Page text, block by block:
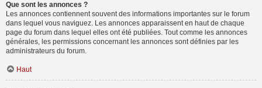
Que sont les annonces ?
Les annonces contiennent souvent des informations importantes sur le forum
dans lequel vous naviguez. Les annonces apparaissent en haut de chaque
page du forum dans lequel elles ont été publiées. Tout comme les annonces
générales, les permissions concernant les annonces sont définies par les
administrateurs du forum.
Haut